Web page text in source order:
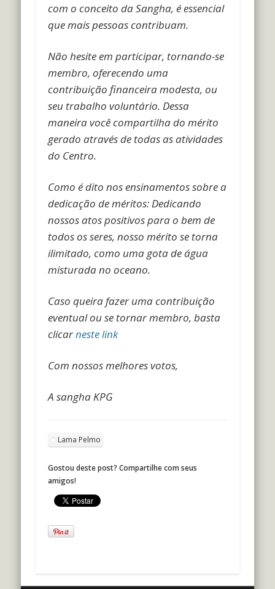
com o conceito da Sangha, é essencial
que mais pessoas contribuam.
Não hesite em participar, tornando-se
membro, oferecendo uma
contribuição financeira modesta, ou
seu trabalho voluntário. Dessa
maneira você compartilha do mérito
gerado através de todas as atividades
do Centro.
Como é dito nos ensinamentos sobre a
dedicação de méritos: Dedicando
nossos atos positivos para o bem de
todos os seres, nosso mérito se torna
ilimitado, como uma gota de água
misturada no oceano.
Caso queira fazer uma contribuição
eventual ou se tornar membro, basta
clicarneste link
Com nossos melhores votos,
A sangha KPG
Lama Pelmo
Gostou deste post? Compartilhe com seus
amigos!